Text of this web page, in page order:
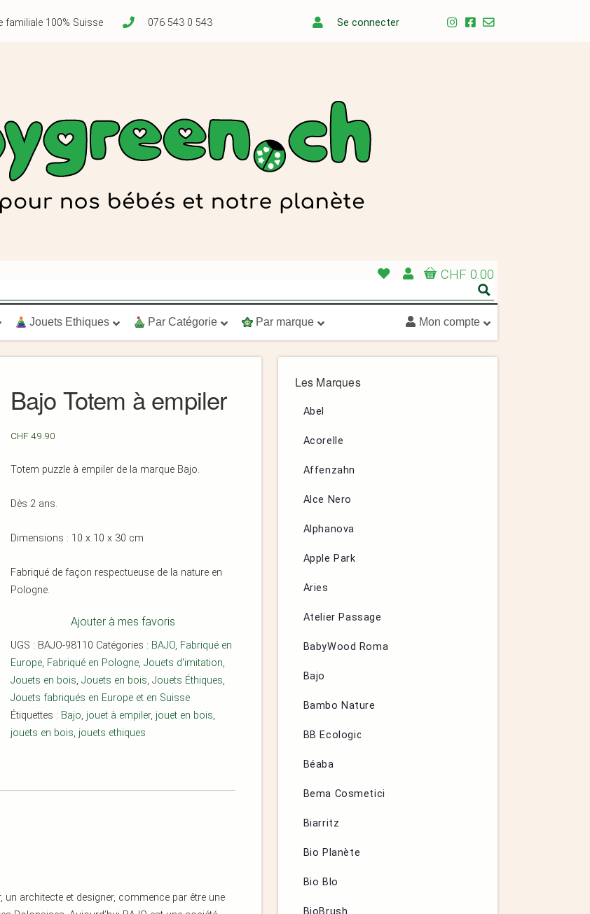
familiale 100% Suisse 076 543 0 543 Se connecter
CHF 0.00
Jouets Ethiques Par Catégorie Par marque Mon compte
Bajo Totem à empiler
CHF 49.90
Totem puzzle à empiler de la marque Bajo.
Dès 2 ans.
Dimensions : 10 x 10 x 30 cm
Fabriqué de façon respectueuse de la nature en
Pologne.
Ajouter à mes favoris
UGS : BAJO-98110 Catégories : BAJO, Fabriqué en
Europe, Fabriqué en Pologne, Jouets d'imitation,
Jouets en bois, Jouets en bois, Jouets Éthiques,
Jouets fabriqués en Europe et en Suisse
Étiquettes : Bajo, jouet à empiler, jouet en bois,
jouets en bois, jouets ethiques
architecte et designer, commence par être une
Les Marques
Abel
Acorelle
Affenzahn
Alce Nero
Alphanova
Apple Park
Aries
Atelier Passage
BabyWood Roma
Bajo
Bambo Nature
BB Ecologic
Béaba
Bema Cosmetici
Biarritz
Bio Planète
Bio Blo
BioBrush